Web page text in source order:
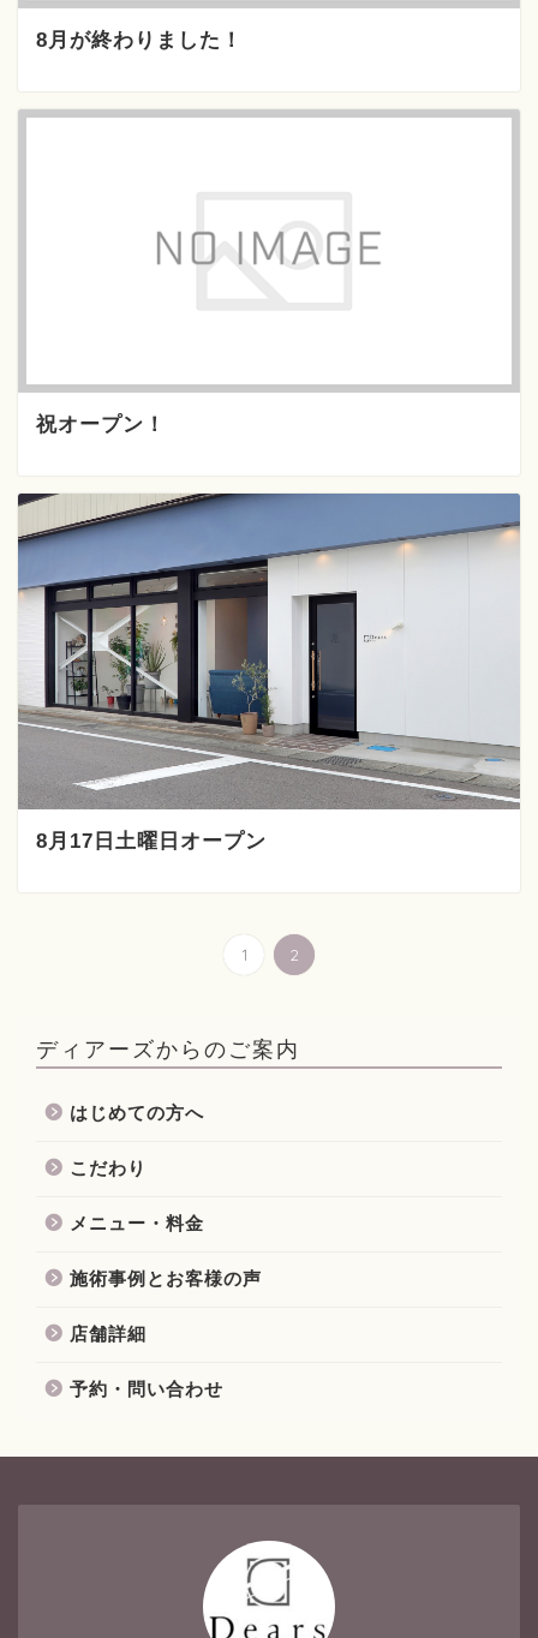
8月が終わりました！
祝オープン！
8月17日土曜日オープン
1 2
ディアーズからのご案内
はじめての方へ
こだわり
メニュー・料金
施術事例とお客様の声
店舗詳細
予約・問い合わせ